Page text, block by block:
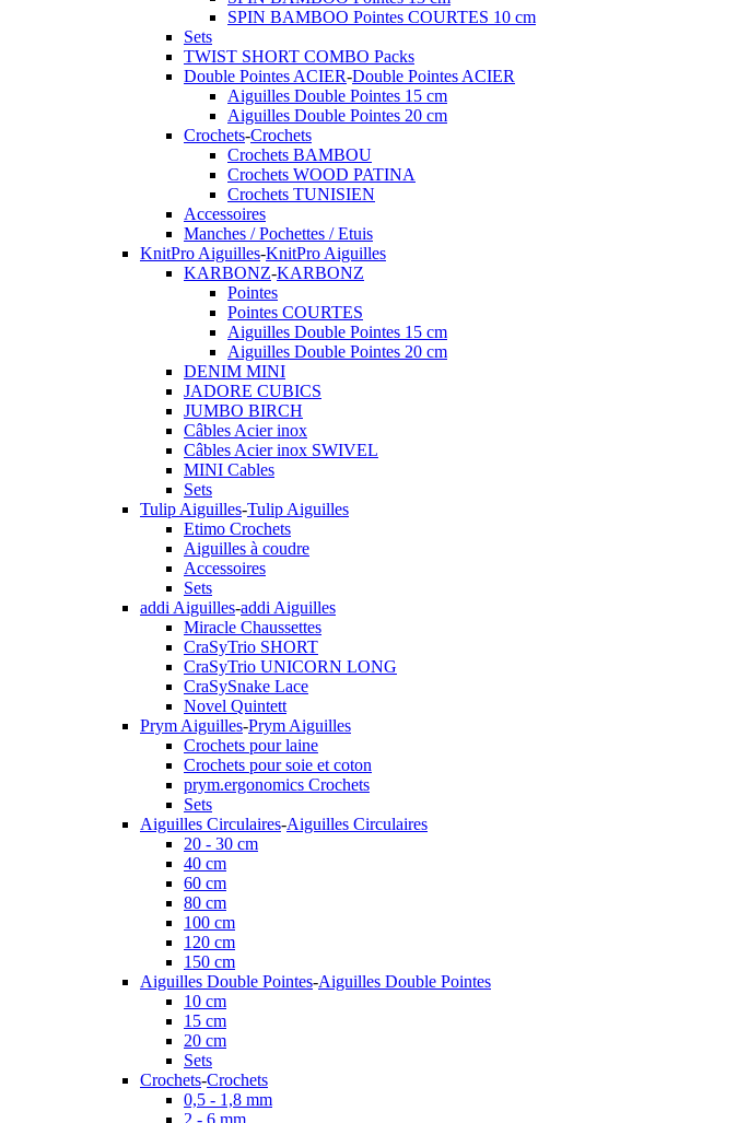
SPIN BAMBOO Pointes COURTES 10 cm
Sets
TWIST SHORT COMBO Packs
Double Pointes ACIER-Double Pointes ACIER
Aiguilles Double Pointes 15 cm
Aiguilles Double Pointes 20 cm
Crochets-Crochets
Crochets BAMBOU
Crochets WOOD PATINA
Crochets TUNISIEN
Accessoires
Manches / Pochettes / Etuis
KnitPro Aiguilles-KnitPro Aiguilles
KARBONZ-KARBONZ
Pointes
Pointes COURTES
Aiguilles Double Pointes 15 cm
Aiguilles Double Pointes 20 cm
DENIM MINI
JADORE CUBICS
JUMBO BIRCH
Câbles Acier inox
Câbles Acier inox SWIVEL
MINI Cables
Sets
Tulip Aiguilles-Tulip Aiguilles
Etimo Crochets
Aiguilles à coudre
Accessoires
Sets
addi Aiguilles-addi Aiguilles
Miracle Chaussettes
CraSyTrio SHORT
CraSyTrio UNICORN LONG
CraSySnake Lace
Novel Quintett
Prym Aiguilles-Prym Aiguilles
Crochets pour laine
Crochets pour soie et coton
prym.ergonomics Crochets
Sets
Aiguilles Circulaires-Aiguilles Circulaires
20 - 30 cm
40 cm
60 cm
80 cm
100 cm
120 cm
150 cm
Aiguilles Double Pointes-Aiguilles Double Pointes
10 cm
15 cm
20 cm
Sets
Crochets-Crochets
0,5 - 1,8 mm
2 - 6 mm